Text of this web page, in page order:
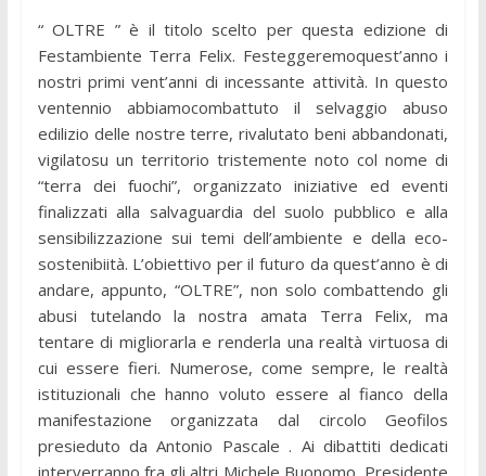
“ OLTRE ” è il titolo scelto per questa edizione di
Festambiente Terra Felix. Festeggeremoquest’anno i
nostri primi vent’anni di incessante attività. In questo
ventennio abbiamocombattuto il selvaggio abuso
edilizio delle nostre terre, rivalutato beni abbandonati,
vigilatosu un territorio tristemente noto col nome di
“terra dei fuochi”, organizzato iniziative ed eventi
finalizzati alla salvaguardia del suolo pubblico e alla
sensibilizzazione sui temi dell’ambiente e della eco-
sostenibiità. L’obiettivo per il futuro da quest’anno è di
andare, appunto, “OLTRE”, non solo combattendo gli
abusi tutelando la nostra amata Terra Felix, ma
tentare di migliorarla e renderla una realtà virtuosa di
cui essere fieri. Numerose, come sempre, le realtà
istituzionali che hanno voluto essere al fianco della
manifestazione organizzata dal circolo Geofilos
presieduto da Antonio Pascale . Ai dibattiti dedicati